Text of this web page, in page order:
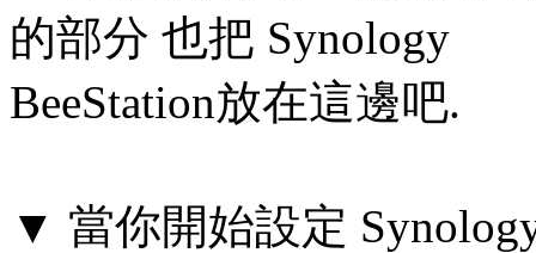
的部分 也把 Synology
BeeStation放在這邊吧.
▼ 當你開始設定